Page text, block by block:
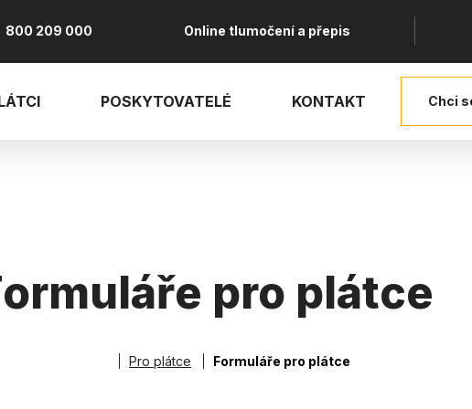
800 209 000 Online tlumočení a přepis
POSKYTOVATELÉ KONTAKT Chci
pro plátce
navigace
Pro plátce Formuláře pro plátce